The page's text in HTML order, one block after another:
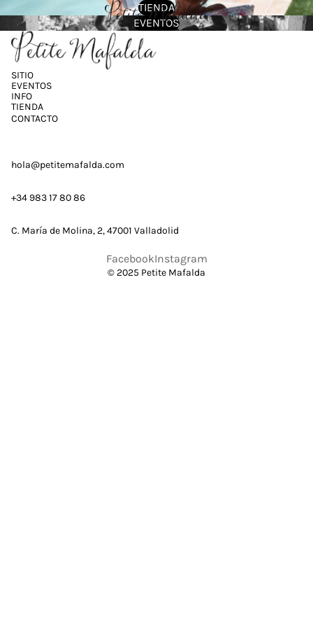
TIENDA
EVENTOS
SITIO
EVENTOS
INFO
TIENDA
CONTACTO
hola@petitemafalda.com
+34 983 17 80 86
C. María de Molina, 2, 47001 Valladolid
FacebookInstagram
© 2025 Petite Mafalda